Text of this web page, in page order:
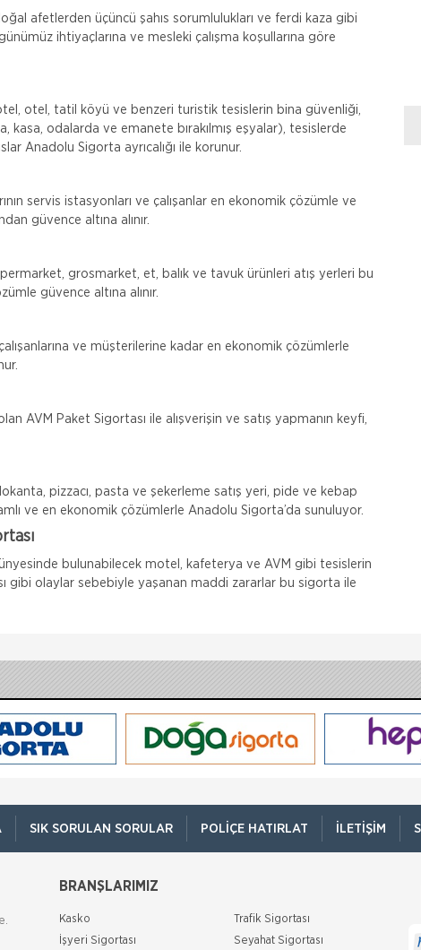
afetlerden üçüncü şahıs sorumlulukları ve ferdi kaza gibi
ihtiyaçlarına ve mesleki çalışma koşullarına göre
otel, tatil köyü ve benzeri turistik tesislerin bina güvenliği,
odalarda ve emanete bırakılmış eşyalar), tesislerde
Anadolu Sigorta ayrıcalığı ile korunur.
servis istasyonları ve çalışanlar en ekonomik çözümle ve
güvence altına alınır.
grosmarket, et, balık ve tavuk ürünleri atış yerleri bu
güvence altına alınır.
ve müşterilerine kadar en ekonomik çözümlerle
AVM Paket Sigortası ile alışverişin ve satış yapmanın keyfi,
pizzacı, pasta ve şekerleme satış yeri, pide ve kebap
ve en ekonomik çözümlerle Anadolu Sigorta’da sunuluyor.
bulunabilecek motel, kafeterya ve AVM gibi tesislerin
gibi olaylar sebebiyle yaşanan maddi zararlar bu sigorta ile
SIK SORULAN SORULAR POLIÇE HATIRLAT İLETIŞIM
BRANŞLARIMIZ
Kasko
Trafik Sigortası
İşyeri Sigortası
Seyahat Sigortası